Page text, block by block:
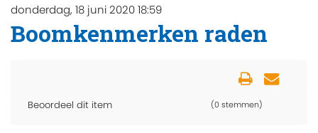
donderdag, 18 juni 2020 18:59
Boomkenmerken raden
Beoordeel dit item (0 stemmen)